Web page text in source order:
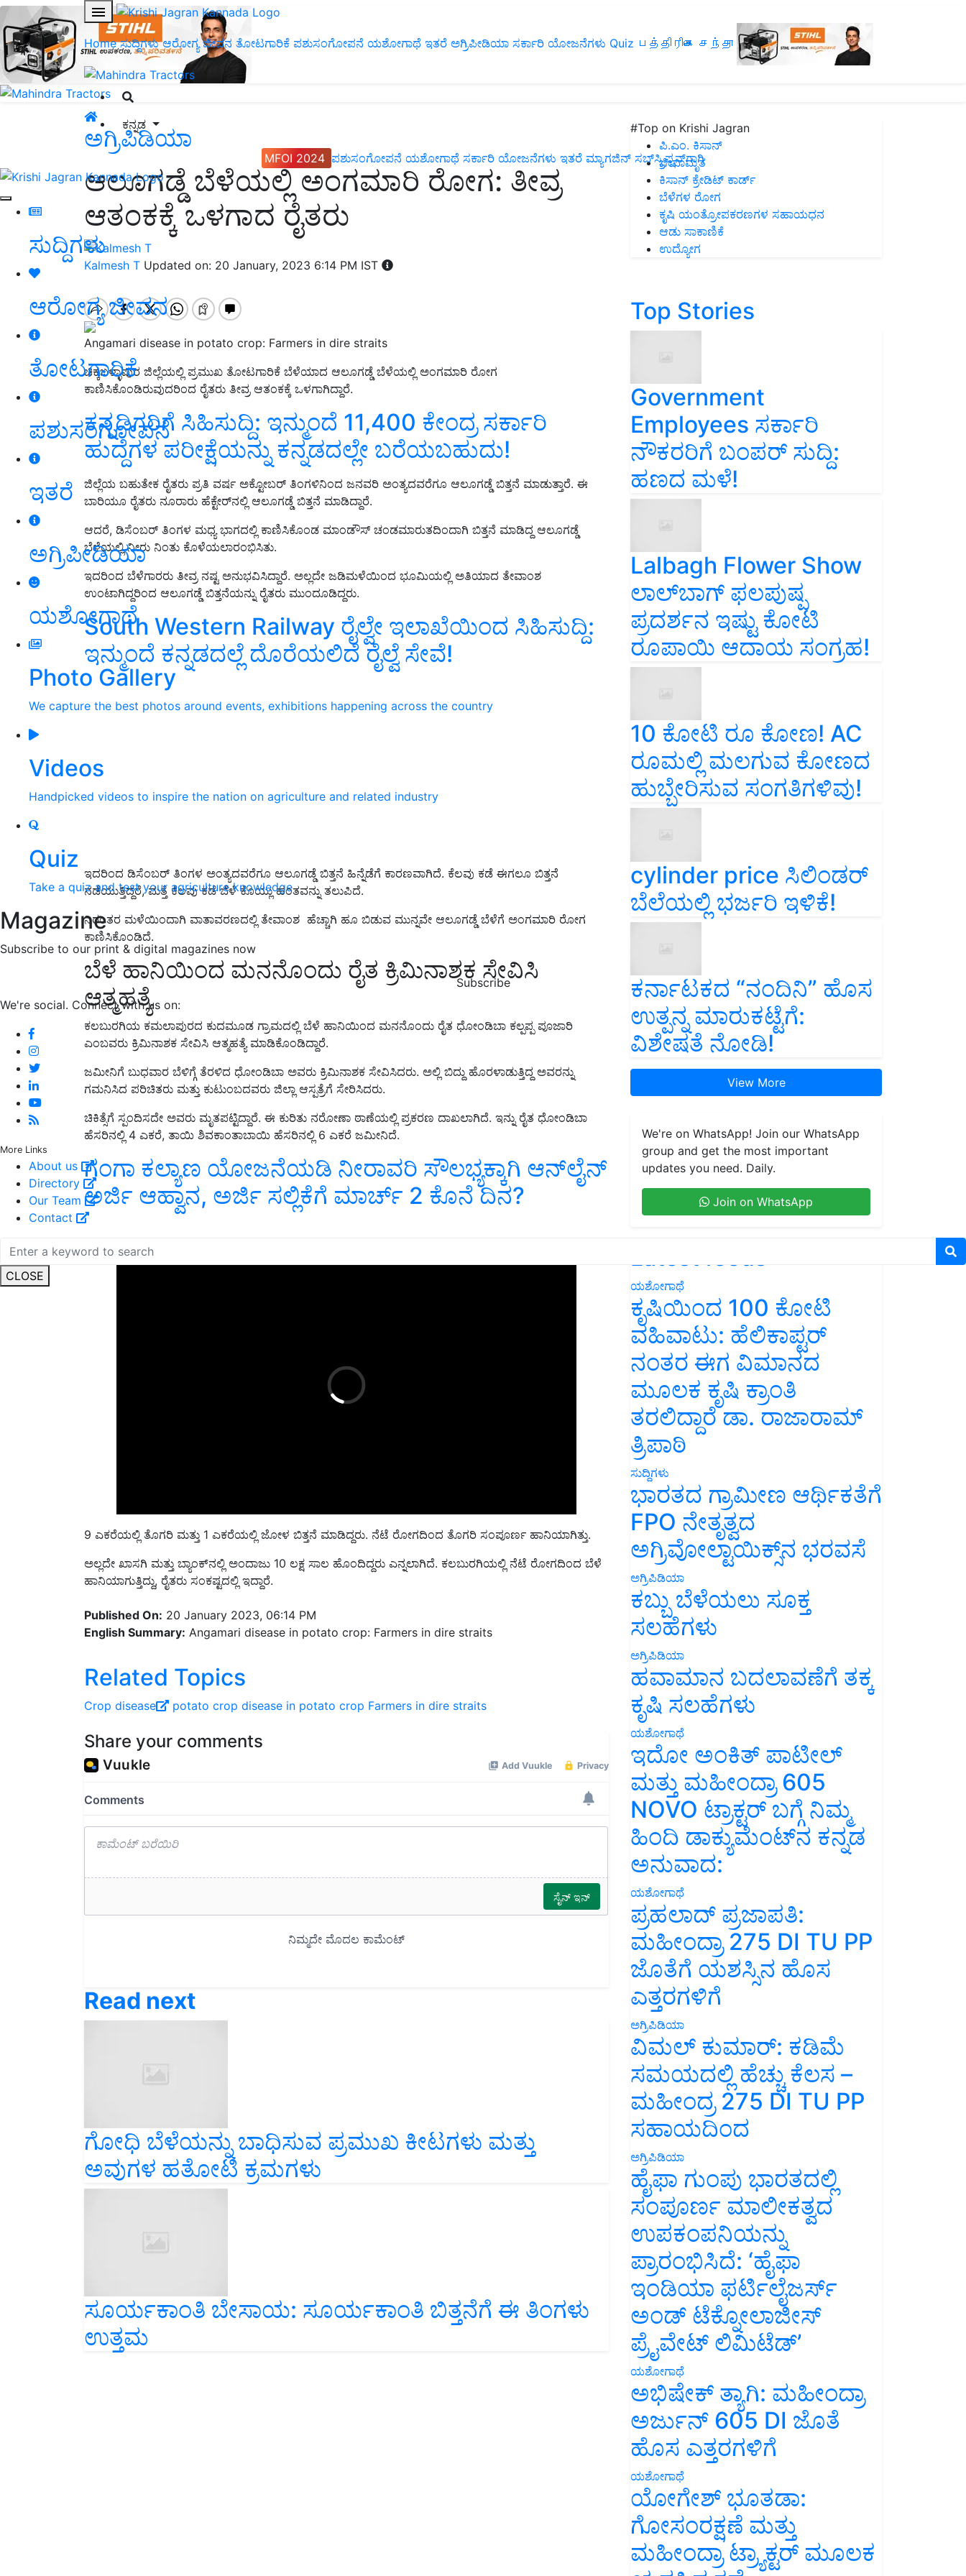
Home ಸುದ್ದಿಗಳು ಆರೋಗ್ಯ ಜೀವನ ತೋಟಗಾರಿಕೆ ಪಶುಸಂಗೋಪನೆ ಯಶೋಗಾಥೆ ಇತರೆ ಅಗ್ರಿಪೀಡಿಯಾ ಸರ್ಕಾರಿ ಯೋಜನೆಗಳು Quiz பத்திரிகை சந்தா
ಕನ್ನಡ
MFOI 2024 ಪಶುಸಂಗೋಪನೆ ಯಶೋಗಾಥೆ ಸರ್ಕಾರಿ ಯೋಜನೆಗಳು ಇತರೆ ಮ್ಯಾಗಜಿನ್‌ ಸಬ್‌ಸ್ಕ್ರಿಪ್ಷನ್‌ಗಾಗಿ
ಸುದ್ದಿಗಳು
ಆರೋಗ್ಯ ಜೀವನ
ತೋಟಗಾರಿಕೆ
ಪಶುಸಂಗೋಪನೆ
ಇತರೆ
ಅಗ್ರಿಪೀಡಿಯಾ
ಯಶೋಗಾಥೆ
Photo Gallery
We capture the best photos around events, exhibitions happening across the country
Videos
Handpicked videos to inspire the nation on agriculture and related industry
Quiz
Take a quiz and test your agriculture knowledge
Magazine
Subscribe to our print & digital magazines now
Subscribe
We're social. Connect with us on:
More Links
About us
Directory
Our Team
Contact
CLOSE
ಅಗ್ರಿಪಿಡಿಯಾ
ಆಲೂಗಡ್ಡೆ ಬೆಳೆಯಲ್ಲಿ ಅಂಗಮಾರಿ ರೋಗ: ತೀವ್ರ
ಆತಂಕಕ್ಕೆ ಒಳಗಾದ ರೈತರು
Kalmesh T Updated on: 20 January, 2023 6:14 PM IST
Angamari disease in potato crop: Farmers in dire straits
ಚಿಕ್ಕಬಳ್ಳಾಪುರ ಜಿಲ್ಲೆಯಲ್ಲಿ ಪ್ರಮುಖ ತೋಟಗಾರಿಕೆ ಬೆಳೆಯಾದ ಆಲೂಗಡ್ಡೆ ಬೆಳೆಯಲ್ಲಿ ಅಂಗಮಾರಿ ರೋಗ
ಕಾಣಿಸಿಕೊಂಡಿರುವುದರಿಂದ ರೈತರು ತೀವ್ರ ಆತಂಕಕ್ಕೆ ಒಳಗಾಗಿದ್ದಾರೆ.
ಕನ್ನಡಿಗರಿಗೆ ಸಿಹಿಸುದ್ದಿ: ಇನ್ಮುಂದೆ 11,400 ಕೇಂದ್ರ ಸರ್ಕಾರಿ
ಹುದ್ದೆಗಳ ಪರೀಕ್ಷೆಯನ್ನು ಕನ್ನಡದಲ್ಲೇ ಬರೆಯಬಹುದು!
ಜಿಲ್ಲೆಯ ಬಹುತೇಕ ರೈತರು ಪ್ರತಿ ವರ್ಷ ಅಕ್ಟೋಬರ್ ತಿಂಗಳಿನಿಂದ ಜನವರಿ ಅಂತ್ಯದವರೆಗೂ ಆಲೂಗಡ್ಡೆ ಬಿತ್ತನೆ ಮಾಡುತ್ತಾರೆ. ಈ
ಬಾರಿಯೂ ರೈತರು ನೂರಾರು ಹೆಕ್ಟೇರ್‌ನಲ್ಲಿ ಆಲೂಗಡ್ಡೆ ಬಿತ್ತನೆ ಮಾಡಿದ್ದಾರೆ.
ಆದರೆ, ಡಿಸೆಂಬರ್ ತಿಂಗಳ ಮಧ್ಯ ಭಾಗದಲ್ಲಿ ಕಾಣಿಸಿಕೊಂಡ ಮಾಂಡೌಸ್‌ ಚಂಡಮಾರುತದಿಂದಾಗಿ ಬಿತ್ತನೆ ಮಾಡಿದ್ದ ಆಲೂಗಡ್ಡೆ
ಬೆಳೆಯಲ್ಲಿ ನೀರು ನಿಂತು ಕೊಳೆಯಲಾರಂಭಿಸಿತು.
ಇದರಿಂದ ಬೆಳೆಗಾರರು ತೀವ್ರ ನಷ್ಟ ಅನುಭವಿಸಿದ್ದಾರೆ. ಅಲ್ಲದೇ ಜಡಿಮಳೆಯಿಂದ ಭೂಮಿಯಲ್ಲಿ ಅತಿಯಾದ ತೇವಾಂಶ
ಉಂಟಾಗಿದ್ದರಿಂದ ಆಲೂಗಡ್ಡೆ ಬಿತ್ತನೆಯನ್ನು ರೈತರು ಮುಂದೂಡಿದ್ದರು.
South Western Railway ರೈಲ್ವೇ ಇಲಾಖೆಯಿಂದ ಸಿಹಿಸುದ್ದಿ:
ಇನ್ಮುಂದೆ ಕನ್ನಡದಲ್ಲೆ ದೊರೆಯಲಿದೆ ರೈಲ್ವೆ ಸೇವೆ!
ಇದರಿಂದ ಡಿಸೆಂಬರ್ ತಿಂಗಳ ಅಂತ್ಯದವರೆಗೂ ಆಲೂಗಡ್ಡೆ ಬಿತ್ತನೆ ಹಿನ್ನೆಡೆಗೆ ಕಾರಣವಾಗಿದೆ. ಕೆಲವು ಕಡೆ ಈಗಲೂ ಬಿತ್ತನೆ
ನಡೆಯುತ್ತಿದ್ದರೆ, ಮತ್ತೆ ಕೆಲವು ಕಡೆ ಬೆಳೆ ಕೊಯ್ಲು ಹಂತವನ್ನು ತಲುಪಿದೆ.
ನಿರಂತರ ಮಳೆಯಿಂದಾಗಿ ವಾತಾವರಣದಲ್ಲಿ ತೇವಾಂಶ ಹೆಚ್ಚಾಗಿ ಹೂ ಬಿಡುವ ಮುನ್ನವೇ ಆಲೂಗಡ್ಡೆ ಬೆಳೆಗೆ ಅಂಗಮಾರಿ ರೋಗ
ಕಾಣಿಸಿಕೊಂಡಿದೆ.
ಬೆಳೆ ಹಾನಿಯಿಂದ ಮನನೊಂದು ರೈತ ಕ್ರಿಮಿನಾಶಕ ಸೇವಿಸಿ
ಆತ್ಮಹತ್ಯೆ
ಕಲಬುರಗಿಯ ಕಮಲಾಪುರದ ಕುದಮೂಡ ಗ್ರಾಮದಲ್ಲಿ ಬೆಳೆ ಹಾನಿಯಿಂದ ಮನನೊಂದು ರೈತ ಧೋಂಡಿಬಾ ಕಲ್ಪಪ್ಪ ಪೂಜಾರಿ
ಎಂಬವರು ಕ್ರಿಮಿನಾಶಕ ಸೇವಿಸಿ ಆತ್ಮಹತ್ಯೆ ಮಾಡಿಕೊಂಡಿದ್ದಾರೆ.
ಜಮೀನಿಗೆ ಬುಧವಾರ ಬೆಳಿಗ್ಗೆ ತೆರಳಿದ ಧೋಂಡಿಬಾ ಅವರು ಕ್ರಿಮಿನಾಶಕ ಸೇವಿಸಿದರು. ಅಲ್ಲಿ ಬಿದ್ದು ಹೊರಳಾಡುತ್ತಿದ್ದ ಅವರನ್ನು
ಗಮನಿಸಿದ ಪರಿಚಿತರು ಮತ್ತು ಕುಟುಂಬದವರು ಜಿಲ್ಲಾ ಆಸ್ಪತ್ರೆಗೆ ಸೇರಿಸಿದರು.
ಚಿಕಿತ್ಸೆಗೆ ಸ್ಪಂದಿಸದೇ ಅವರು ಮೃತಪಟ್ಟಿದ್ದಾರೆ. ಈ ಕುರಿತು ನರೋಣಾ ಠಾಣೆಯಲ್ಲಿ ಪ್ರಕರಣ ದಾಖಲಾಗಿದೆ. ಇನ್ನು ರೈತ ಧೋಂಡಿಬಾ
ಹೆಸರಿನಲ್ಲಿ 4 ಎಕರೆ, ತಾಯಿ ಶಿವಕಾಂತಾಬಾಯಿ ಹೆಸರಿನಲ್ಲಿ 6 ಎಕರೆ ಜಮೀನಿದೆ.
ಗಂಗಾ ಕಲ್ಯಾಣ ಯೋಜನೆಯಡಿ ನೀರಾವರಿ ಸೌಲಭ್ಯಕ್ಕಾಗಿ ಆನ್‍ಲೈನ್
ಅರ್ಜಿ ಆಹ್ವಾನ, ಅರ್ಜಿ ಸಲ್ಲಿಕೆಗೆ ಮಾರ್ಚ್‌ 2 ಕೊನೆ ದಿನ?
9 ಎಕರೆಯಲ್ಲಿ ತೊಗರಿ ಮತ್ತು 1 ಎಕರೆಯಲ್ಲಿ ಜೋಳ ಬಿತ್ತನೆ ಮಾಡಿದ್ದರು. ನೆಟೆ ರೋಗದಿಂದ ತೊಗರಿ ಸಂಪೂರ್ಣ ಹಾನಿಯಾಗಿತ್ತು.
ಅಲ್ಲದೇ ಖಾಸಗಿ ಮತ್ತು ಬ್ಯಾಂಕ್‌ನಲ್ಲಿ ಅಂದಾಜು 10 ಲಕ್ಷ ಸಾಲ ಹೊಂದಿದ್ದರು ಎನ್ನಲಾಗಿದೆ. ಕಲಬುರಗಿಯಲ್ಲಿ ನೆಟೆ ರೋಗದಿಂದ ಬೆಳೆ
ಹಾನಿಯಾಗುತ್ತಿದ್ದು, ರೈತರು ಸಂಕಷ್ಟದಲ್ಲಿ ಇದ್ದಾರೆ.
English Summary:Angamari disease in potato crop: Farmers in dire straits
Related Topics
Crop disease potato crop disease in potato crop
ಗೋಧಿ ಬೆಳೆಯನ್ನು ಬಾಧಿಸುವ ಪ್ರಮುಖ ಕೀಟಗಳು ಮತ್ತು
ಅವುಗಳ ಹತೋಟಿ ಕ್ರಮಗಳು
ಸೂರ್ಯಕಾಂತಿ ಬೇಸಾಯ: ಸೂರ್ಯಕಾಂತಿ ಬಿತ್ತನೆಗೆ ಈ ತಿಂಗಳು
ಉತ್ತಮ
#Top on Krishi Jagran
ಪಿ.ಎಂ. ಕಿಸಾನ್
ಜೀವಾಮೃತ
ಕಿಸಾನ್ ಕ್ರೇಡಿಟ್ ಕಾರ್ಡ್
ಬೆಳೆಗಳ ರೋಗ
ಕೃಷಿ ಯಂತ್ರೋಪಕರಣಗಳ ಸಹಾಯಧನ
ಆಡು ಸಾಕಾಣಿಕೆ
ಉದ್ಯೋಗ
Top Stories
Government
Employees ಸರ್ಕಾರಿ
ನೌಕರರಿಗೆ ಬಂಪರ್‌ ಸುದ್ದಿ:
ಹಣದ ಮಳೆ!
Lalbagh Flower Show
ಲಾಲ್‌ಬಾಗ್ ಫಲಪುಷ್ಪ
ಪ್ರದರ್ಶನ ಇಷ್ಟು ಕೋಟಿ
ರೂಪಾಯಿ ಆದಾಯ ಸಂಗ್ರಹ!
10 ಕೋಟಿ ರೂ ಕೋಣ! AC
ರೂಮಲ್ಲಿ ಮಲಗುವ ಕೋಣದ
ಹುಬ್ಬೇರಿಸುವ ಸಂಗತಿಗಳಿವು!
cylinder price ಸಿಲಿಂಡರ್‌
ಬೆಲೆಯಲ್ಲಿ ಭರ್ಜರಿ ಇಳಿಕೆ!
ಕರ್ನಾಟಕದ “ನಂದಿನಿ” ಹೊಸ
ಉತ್ಪನ್ನ ಮಾರುಕಟ್ಟೆಗೆ:
ವಿಶೇಷತೆ ನೋಡಿ!
View More
We're on WhatsApp! Join our WhatsApp
group and get the most important
updates you need. Daily.
Join on WhatsApp
Latest feeds
ಯಶೋಗಾಥೆ
ಕೃಷಿಯಿಂದ 100 ಕೋಟಿ
ವಹಿವಾಟು: ಹೆಲಿಕಾಪ್ಟರ್
ನಂತರ ಈಗ ವಿಮಾನದ
ಮೂಲಕ ಕೃಷಿ ಕ್ರಾಂತಿ
ತರಲಿದ್ದಾರೆ ಡಾ. ರಾಜಾರಾಮ್
ತ್ರಿಪಾಠಿ
ಸುದ್ದಿಗಳು
ಭಾರತದ ಗ್ರಾಮೀಣ ಆರ್ಥಿಕತೆಗೆ
FPO ನೇತೃತ್ವದ
ಅಗ್ರಿವೋಲ್ಟಾಯಿಕ್ಸ್‌ನ ಭರವಸೆ
ಅಗ್ರಿಪಿಡಿಯಾ
ಕಬ್ಬು ಬೆಳೆಯಲು ಸೂಕ್ತ
ಸಲಹೆಗಳು
ಅಗ್ರಿಪಿಡಿಯಾ
ಹವಾಮಾನ ಬದಲಾವಣೆಗೆ ತಕ್ಕ
ಕೃಷಿ ಸಲಹೆಗಳು
ಯಶೋಗಾಥೆ
ಇದೋ ಅಂಕಿತ್ ಪಾಟೀಲ್
ಮತ್ತು ಮಹೀಂದ್ರಾ 605
NOVO ಟ್ರಾಕ್ಟರ್ ಬಗ್ಗೆ ನಿಮ್ಮ
ಹಿಂದಿ ಡಾಕ್ಯುಮೆಂಟ್‌ನ ಕನ್ನಡ
ಅನುವಾದ:
ಯಶೋಗಾಥೆ
ಪ್ರಹಲಾದ್ ಪ್ರಜಾಪತಿ:
ಮಹೀಂದ್ರಾ 275 DI TU PP
ಜೊತೆಗೆ ಯಶಸ್ಸಿನ ಹೊಸ
ಎತ್ತರಗಳಿಗೆ
ಅಗ್ರಿಪಿಡಿಯಾ
ವಿಮಲ್ ಕುಮಾರ್: ಕಡಿಮೆ
ಸಮಯದಲ್ಲಿ ಹೆಚ್ಚು ಕೆಲಸ –
ಮಹೀಂದ್ರ 275 DI TU PP
ಸಹಾಯದಿಂದ
ಅಗ್ರಿಪಿಡಿಯಾ
ಹೈಫಾ ಗುಂಪು ಭಾರತದಲ್ಲಿ
ಸಂಪೂರ್ಣ ಮಾಲೀಕತ್ವದ
ಉಪಕಂಪನಿಯನ್ನು
ಪ್ರಾರಂಭಿಸಿದೆ: ‘ಹೈಫಾ
ಇಂಡಿಯಾ ಫರ್ಟಿಲೈಜರ್ಸ್
ಅಂಡ್ ಟೆಕ್ನೋಲಾಜೀಸ್
ಪ್ರೈವೇಟ್ ಲಿಮಿಟೆಡ್’
ಯಶೋಗಾಥೆ
ಅಭಿಷೇಕ್ ತ್ಯಾಗಿ: ಮಹೀಂದ್ರಾ
ಅರ್ಜುನ್ 605 DI ಜೊತೆ
ಹೊಸ ಎತ್ತರಗಳಿಗೆ
ಯಶೋಗಾಥೆ
ಯೋಗೇಶ್ ಭೂತಡಾ:
ಗೋಸಂರಕ್ಷಣೆ ಮತ್ತು
ಮಹೀಂದ್ರಾ ಟ್ರ್ಯಾಕ್ಟರ್ ಮೂಲಕ